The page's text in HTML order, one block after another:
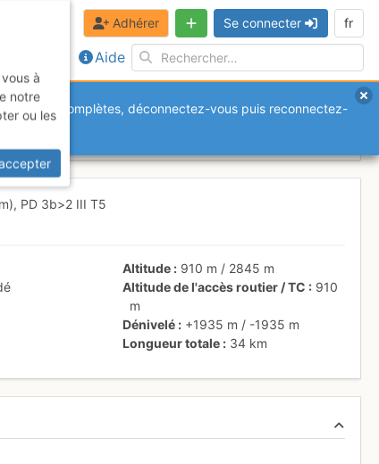
Aide
Adhérer Se connecter fr
ou incomplètes, déconnectez-vous puis reconnectez-
PD 3b>2 IIIT5
Altitude 910 m / 2845 m
Altitude de l'accès routier / TC
910
m
Dénivelé
+1935 m / -1935 m
Longueur totale
34 km
à
notre
ou les